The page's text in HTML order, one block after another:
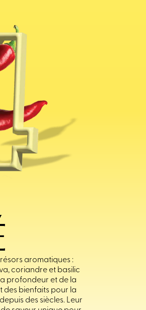
aromatiques :
coriandre et basilic
profondeur et de la
des bienfaits pour la
des siècles. Leur